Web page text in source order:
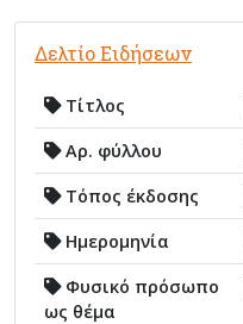
Δελτίο Ειδήσεων
Τίτλος
Αρ. φύλλου
Τόπος έκδοσης
Ημερομηνία
Φυσικό πρόσωπο
ως θέμα